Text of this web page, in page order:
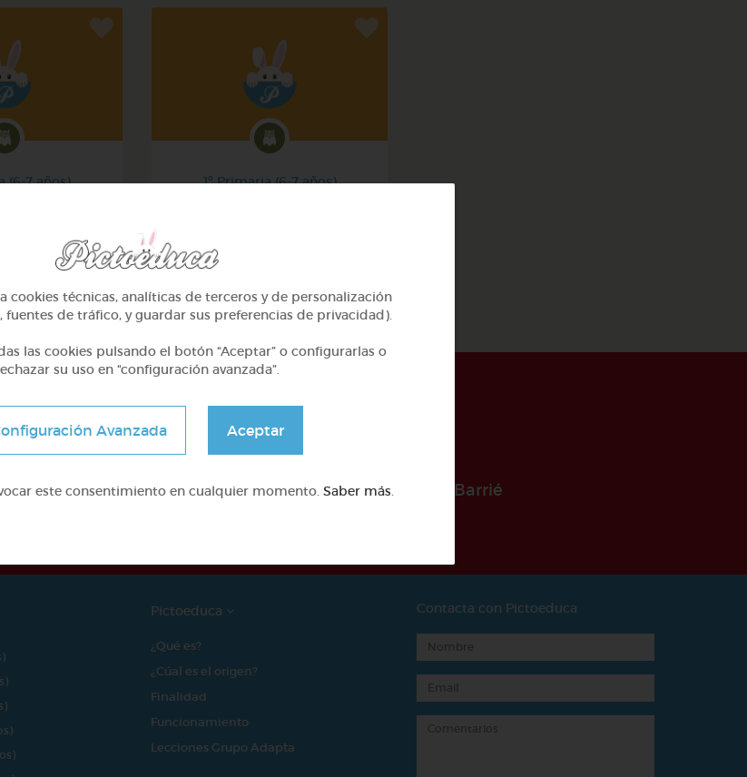
(6-7 años)
1º Primaria (6-7 años)
ha sido posible gracias al mecenazgo de la Fundación Barrié
Pictoeduca
¿Qué es?
¿Cúal es el origen?
Finalidad
Funcionamiento
Lecciones Grupo Adapta
Contacta con Pictoeduca
cookies técnicas, analíticas de terceros y de personalización
fuentes de tráfico, y guardar sus preferencias de privacidad).
las cookies pulsando el botón “Aceptar” o configurarlas o
su uso en “configuración avanzada”.
Avanzada Aceptar
este consentimiento en cualquier momento. Saber más.